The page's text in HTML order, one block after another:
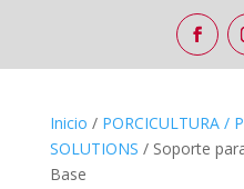
Inicio / PORCICULTURA /
SOLUTIONS / Soporte
Base